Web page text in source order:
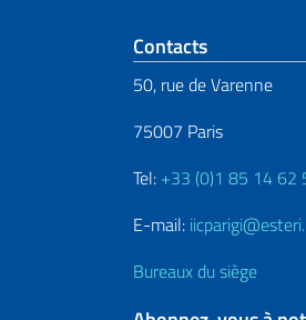
Section
Contacts
50, rue de Varenne
75007 Paris
Tel: +33 (0)1 85 14 62
E-mail:
Bureaux du siège